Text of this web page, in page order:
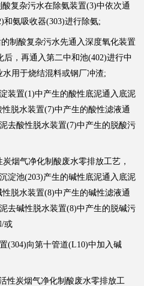
复杂污水在除氨装置(3)中依次通
和氨吸收器(303)进行除氨;
酸复杂污水先通入深度氧化装置
，再通入第二中和池(402)进行中
用于烧结混料或钢厂冲渣;
置(1)中产生的酸性底泥通入底泥
脱水装置(7)中产生的酸性滤液通
去酸性脱水装置(7)中产生的脱酸污
气净化制酸废水零排放工艺，
淀池(203)产生的碱性底泥通入底泥
脱水装置(8)中产生的碱性滤液通
去碱性脱水装置(8)中产生的脱碱污
/或
向第十管道(L10)中加入碱
炭烟气净化制酸废水零排放工